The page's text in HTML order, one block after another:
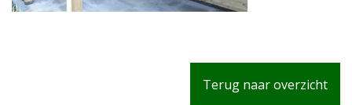
Terug naar overzicht